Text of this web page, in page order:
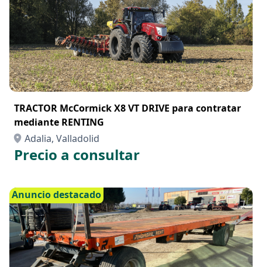
TRACTOR McCormick X8 VT DRIVE para contratar
mediante RENTING
Adalia, Valladolid
Precio a consultar
Anuncio destacado